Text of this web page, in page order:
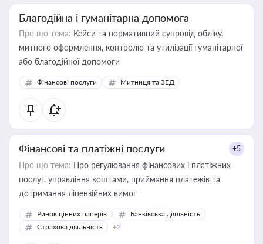
Благодійна і гуманітарна допомога
Про що тема: Кейси та нормативний супровід обліку,
митного оформлення, контролю та утилізації гуманітарної
або благодійної допомоги
Фінансові послуги Митниця та ЗЕД
Фінансові та платіжні послуги +5
Про що тема: Про регулювання фінансових і платіжних
послуг, управління коштами, приймання платежів та
дотримання ліцензійних вимог
Ринок цінних паперів
Банківська діяльність
Страхова діяльність
+2